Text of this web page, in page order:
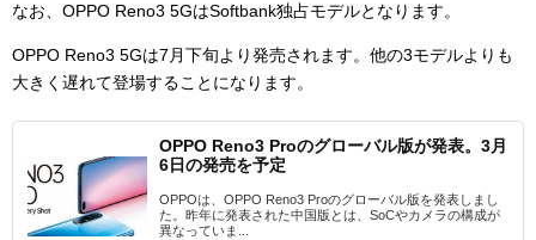
なお、OPPO Reno3 5GはSoftbank独占モデルとなります。
OPPO Reno3 5Gは7月下旬より発売されます。他の3モデルよりも
大きく遅れて登場することになります。
OPPO Reno3 Proのグローバル版が発表。3月
6日の発売を予定
OPPOは、OPPO Reno3 Proのグローバル版を発表しまし
た。昨年に発表された中国版とは、SoCやカメラの構成が
異なっていま...